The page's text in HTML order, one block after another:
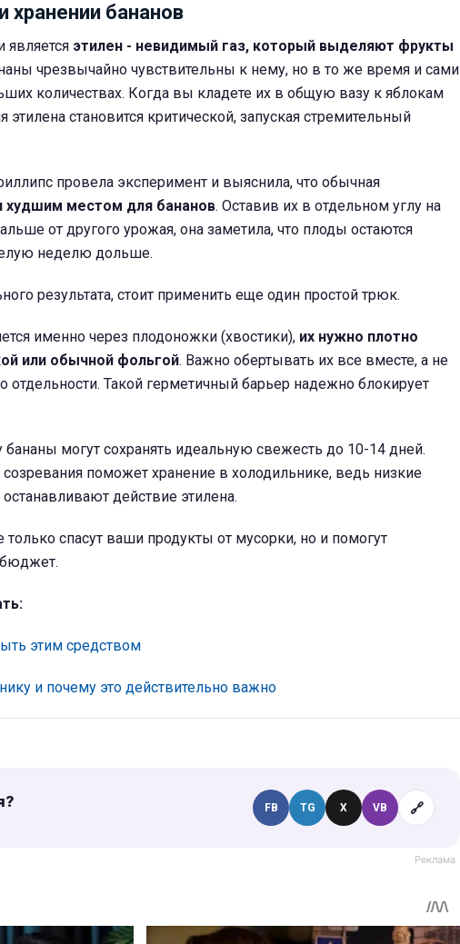
хранении бананов
этилен - невидимый газ, который выделяют фрукты
чрезвычайно чувствительны к нему, но в то же время и сами
количествах. Когда вы кладете их в общую вазу к яблокам
этилена становится критической, запуская стремительный
провела эксперимент и выяснила, что обычная
худшим местом для бананов. Оставив их в отдельном углу на
от другого урожая, она заметила, что плоды остаются
неделю дольше.
результата, стоит применить еще один простой трюк.
именно через плодоножки (хвостики), их нужно плотно
или обычной фольгой. Важно обертывать их все вместе, а не
Такой герметичный барьер надежно блокирует
бананы могут сохранять идеальную свежесть до 10-14 дней.
поможет хранение в холодильнике, ведь низкие
действие этилена.
спасут ваши продукты от мусорки, но и помогут
этим средством
и почему это действительно важно
FB TG X VB 🔗